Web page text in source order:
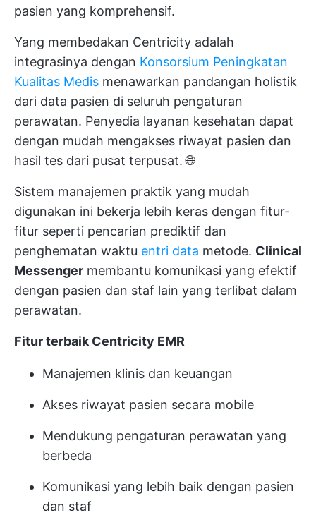
pasien yang komprehensif.
Yang membedakan Centricity adalah
integrasinya dengan Konsorsium Peningkatan
Kualitas Medis menawarkan pandangan holistik
dari data pasien di seluruh pengaturan
perawatan. Penyedia layanan kesehatan dapat
dengan mudah mengakses riwayat pasien dan
hasil tes dari pusat terpusat. 🌐
Sistem manajemen praktik yang mudah
digunakan ini bekerja lebih keras dengan fitur-
fitur seperti pencarian prediktif dan
penghematan waktu entri data metode. Clinical
Messenger membantu komunikasi yang efektif
dengan pasien dan staf lain yang terlibat dalam
perawatan.
Fitur terbaik Centricity EMR
Manajemen klinis dan keuangan
Akses riwayat pasien secara mobile
Mendukung pengaturan perawatan yang
berbeda
Komunikasi yang lebih baik dengan pasien
dan staf